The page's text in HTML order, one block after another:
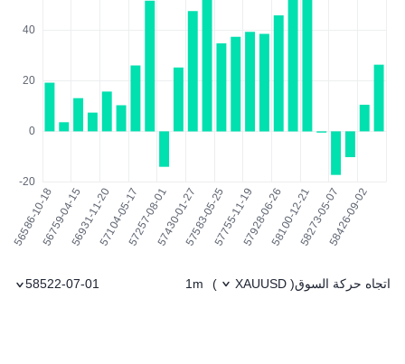
اتجاه حركة السوق(
XAUUSD
)
1m
58522-07-01